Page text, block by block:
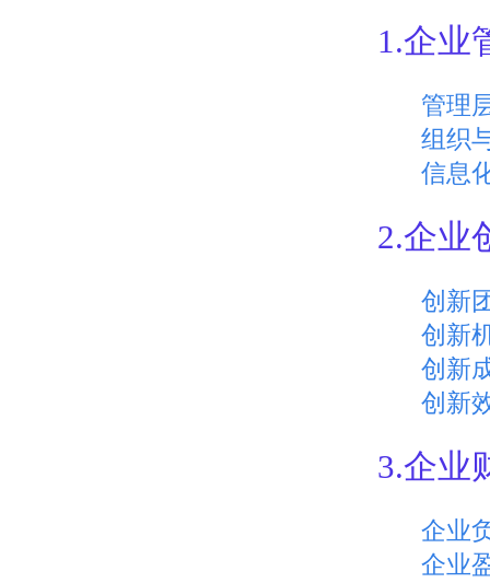
1.企业
管理
组织
信息
2.企业
创新
创新
创新
创新
3.企业
企业
企业